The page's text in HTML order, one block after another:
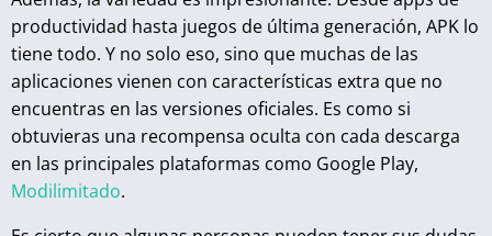
productividad hasta juegos de última generación, APK lo
tiene todo. Y no solo eso, sino que muchas de las
aplicaciones vienen con características extra que no
encuentras en las versiones oficiales. Es como si
obtuvieras una recompensa oculta con cada descarga
en las principales plataformas como Google Play,
Modilimitado.